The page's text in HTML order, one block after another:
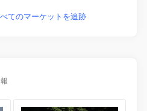
てのマーケットを追跡